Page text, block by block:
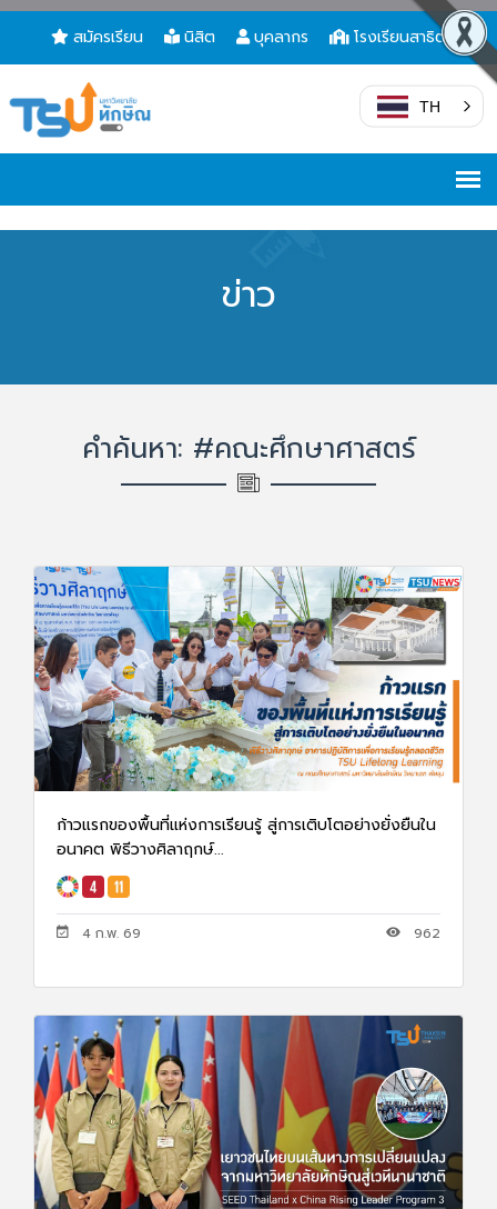
สมัครเรียน นิสิต บุคลากร โรงเรียนสาธิต
TH
ข่าว
คำค้นหา: #คณะศึกษาศาสตร์
ก้าวแรกของพื้นที่แห่งการเรียนรู้ สู่การเติบโตอย่างยั่งยืนใน
อนาคต พิธีวางศิลาฤกษ์...
4 ก.พ. 69 962